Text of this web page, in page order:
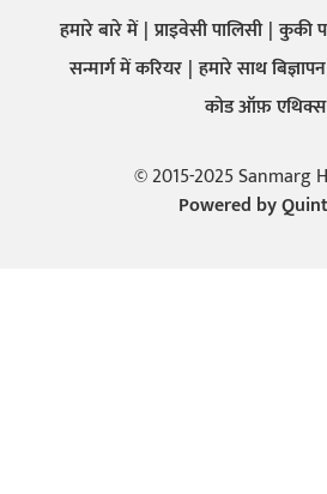
हमारे बारे में प्राइवेसी पालिसी कुकी
सन्मार्ग में करियर हमारे साथ बिज्ञापन
कोड ऑफ़ एथिक्स
© 2015-2025 Sanmarg
Powered by